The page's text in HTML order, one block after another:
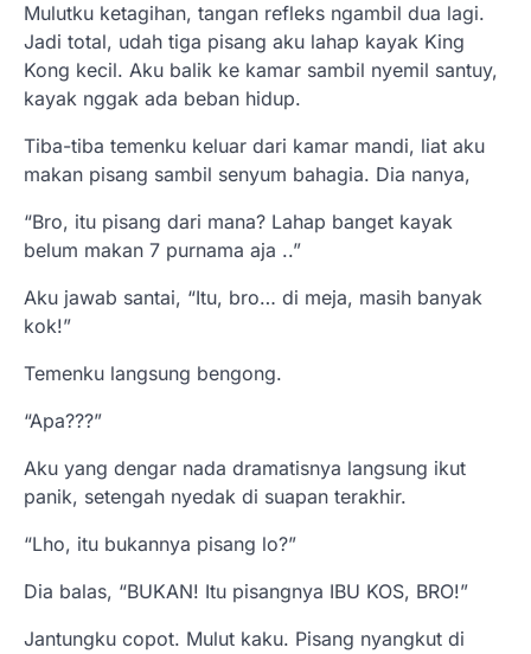
Mulutku ketagihan, tangan refleks ngambil dua lagi.
Jadi total, udah tiga pisang aku lahap kayak King
Kong kecil. Aku balik ke kamar sambil nyemil santuy,
kayak nggak ada beban hidup.
Tiba-tiba temenku keluar dari kamar mandi, liat aku
makan pisang sambil senyum bahagia. Dia nanya,
“Bro, itu pisang dari mana? Lahap banget kayak
belum makan 7 purnama aja ..”
Aku jawab santai, “Itu, bro… di meja, masih banyak
kok!”
Temenku langsung bengong.
“Apa???”
Aku yang dengar nada dramatisnya langsung ikut
panik, setengah nyedak di suapan terakhir.
“Lho, itu bukannya pisang lo?”
Dia balas, “BUKAN! Itu pisangnya IBU KOS, BRO!”
Jantungku copot. Mulut kaku. Pisang nyangkut di